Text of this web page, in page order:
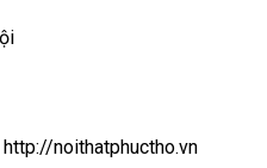
noithatphuctho.vn